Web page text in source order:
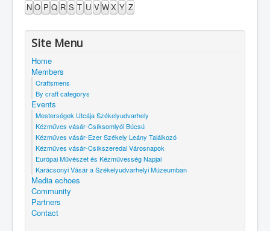
N O P Q R S T U V WX Y Z
Site Menu
Home
Members
Craftsmens
By craft categorys
Events
Mesterségek Utcája Székelyudvarhely
Kézműves vásár-Csíksomlyói Búcsú
Kézműves vásár-Ezer Székely Leány Találkozó
Kézműves vásár-Csíkszeredai Városnapok
Európai Művészet és Kézművesség Napjai
Karácsonyi Vásár a Székelyudvarhelyi Múzeumban
Media echoes
Community
Partners
Contact